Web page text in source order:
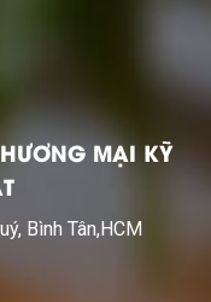
MẠI KỸ
Bình Tân,HCM